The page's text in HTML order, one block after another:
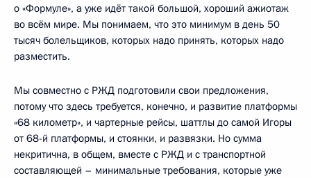
о «Формуле», а уже идёт такой большой, хороший ажиотаж
во всём мире. Мы понимаем, что это минимум в день 50
тысяч болельщиков, которых надо принять, которых надо
разместить.
Мы совместно с РЖД подготовили свои предложения,
потому что здесь требуется, конечно, и развитие платформы
«68 километр», и чартерные рейсы, шаттлы до самой Игоры
от 68-й платформы, и стоянки, и развязки. Но сумма
некритична, в общем, вместе с РЖД и с транспортной
составляющей – минимальные требования, которые уже